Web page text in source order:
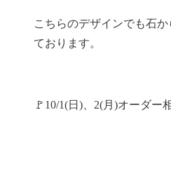
こちらのデザインでも石
ております。
🚩10/1(日)、2(月)オーダー